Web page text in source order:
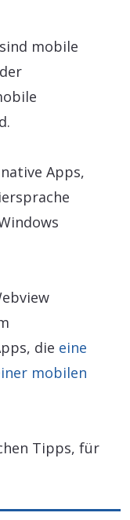
mobile
Apps,
die eine
mobilen
Tipps, für